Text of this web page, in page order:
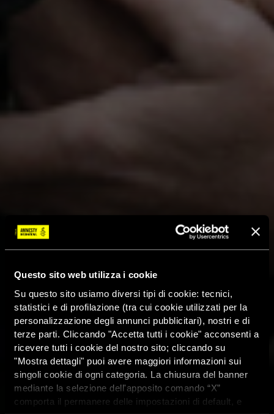
Questo sito web utilizza i cookie
Su questo sito usiamo diversi tipi di cookie: tecnici,
statistici e di profilazione (tra cui cookie utilizzati per la
personalizzazione degli annunci pubblicitari), nostri e di
terze parti. Cliccando "Accetta tutti i cookie" acconsenti a
ricevere tutti i cookie del nostro sito; cliccando su
"Mostra dettagli" puoi avere maggiori informazioni sui
singoli cookie di ogni categoria. La chiusura del banner
mediante la selezione dell'apposito comando “X”
comporta il permanere delle impostazioni di default, e